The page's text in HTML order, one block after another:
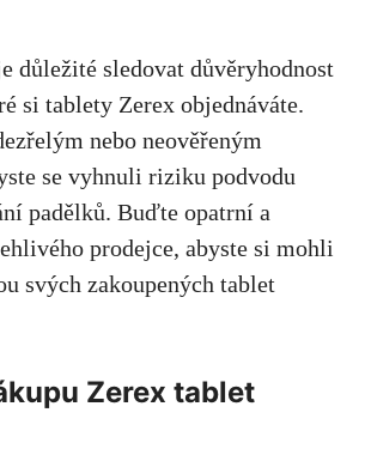
důležité sledovat důvěryhodnost
si tablety Zerex objednáváte.
nebo neověřeným
se vyhnuli riziku podvodu
padělků. Buďte opatrní a
prodejce, abyste si mohli
svých zakoupených tablet
Zerex tablet